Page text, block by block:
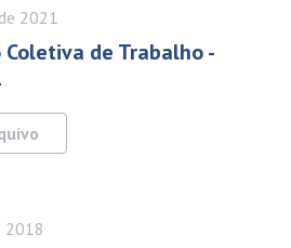
de 2021
Coletiva de Trabalho -
2018